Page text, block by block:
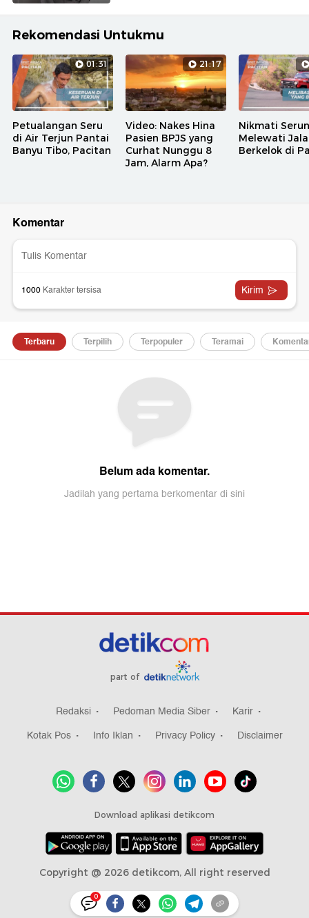
Rekomendasi Untukmu
01:31
Petualangan Seru
di Air Terjun Pantai
Banyu Tibo, Pacitan
21:17
Video: Nakes Hina
Pasien BPJS yang
Curhat Nunggu 8
Jam, Alarm Apa?
Nikmati
Melewati
Berkelok di
0
part of
Redaksi Pedoman Media Siber
Karir
Kotak Pos
Info Iklan Privacy Policy Disclaimer
Download aplikasi detikcom
Copyright @ 2026 detikcom, All right reserved